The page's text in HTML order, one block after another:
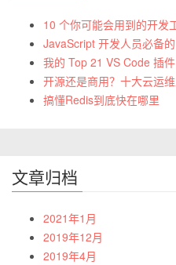
10 个你可能会用到的开发
JavaScript 开发人员必备
我的 Top 21 VS Code 插件
开源还是商用？十大云运
搞懂Redis到底快在哪里
文章归档
2021年1月
2019年12月
2019年4月